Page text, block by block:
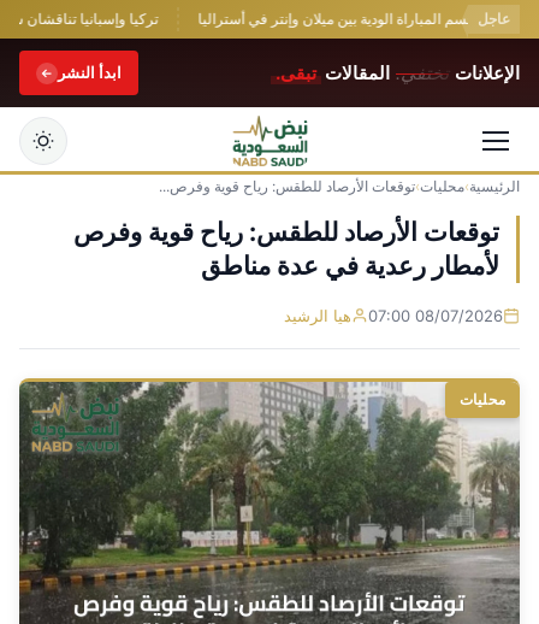
عاجل
يحسم المباراة الودية بين ميلان وإنتر في أستراليا تركيا وإسبانيا تناقشان سبل
الإعلانات تختفي. المقالات تبقى. ابدأ النشر
التجاوز
إلى
المحتوى
الرئيسية›محليات›توقعات الأرصاد للطقس: رياح قوية وفرص...
توقعات الأرصاد للطقس: رياح قوية وفرص
لأمطار رعدية في عدة مناطق
08/07/2026 07:00 هيا الرشيد
محليات